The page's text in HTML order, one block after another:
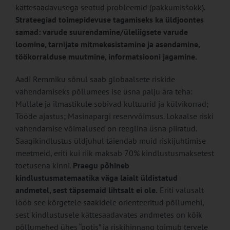
kättesaadavusega seotud probleemid (pakkumisšokk).
Strateegiad toimepidevuse tagamiseks ka üldjoontes
samad: varude suurendamine/üleliigsete varude
loomine, tarnijate mitmekesistamine ja asendamine,
töökorralduse muutmine, informatsiooni jagamine.
Aadi Remmiku sõnul saab globaalsete riskide
vähendamiseks põllumees ise üsna palju ära teha:
Mullale ja ilmastikule sobivad kultuurid ja külvikorrad;
Tööde ajastus; Masinapargi reservvõimsus. Lokaalse riski
vähendamise võimalused on reeglina üsna piiratud.
Saagikindlustus üldjuhul täiendab muid riskijuhtimise
meetmeid, eriti kui riik maksab 70% kindlustusmaksetest
toetusena kinni. Praegu põhineb
kindlustusmatemaatika väga laialt üldistatud
andmetel, sest täpsemaid lihtsalt ei ole. Eriti valusalt
lööb see kõrgetele saakidele orienteeritud põllumehi,
sest kindlustusele kättesaadavates andmetes on kõik
põllumehed ühes “potis” ja riskihinnang toimub tervele